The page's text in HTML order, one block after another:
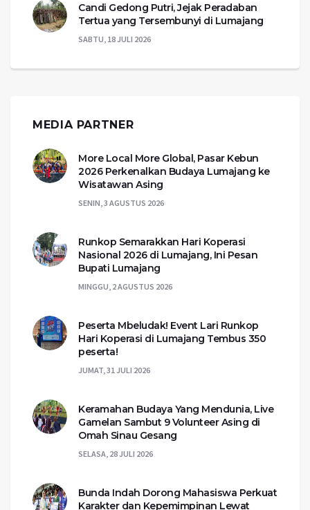
Candi Gedong Putri, Jejak Peradaban
Tertua yang Tersembunyi di Lumajang
SABTU, 18 JULI 2026
MEDIA PARTNER
More Local More Global, Pasar Kebun
2026 Perkenalkan Budaya Lumajang ke
Wisatawan Asing
SENIN, 3 AGUSTUS 2026
Runkop Semarakkan Hari Koperasi
Nasional 2026 di Lumajang, Ini Pesan
Bupati Lumajang
MINGGU, 2 AGUSTUS 2026
Peserta Mbeludak! Event Lari Runkop
Hari Koperasi di Lumajang Tembus 350
peserta!
JUMAT, 31 JULI 2026
Keramahan Budaya Yang Mendunia, Live
Gamelan Sambut 9 Volunteer Asing di
Omah Sinau Gesang
SELASA, 28 JULI 2026
Bunda Indah Dorong Mahasiswa Perkuat
Karakter dan Kepemimpinan Lewat